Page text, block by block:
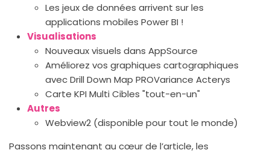
Les jeux de données arrivent sur les
applications mobiles Power BI !
Visualisations
Nouveaux visuels dans AppSource
Améliorez vos graphiques cartographiques
avec Drill Down Map PROVariance Acterys
Carte KPI Multi Cibles "tout-en-un"
Autres
Webview2 (disponible pour tout le monde)
Passons maintenant au cœur de l’article, les